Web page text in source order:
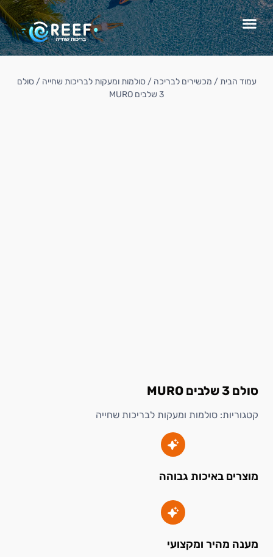
סולם 3 שלבים MURO
קטגוריות: סולמות ומעקות לבריכות שחייה
מוצרים באיכות גבוהה
מענה מהיר ומקצועי
עמוד הבית/ מכשירים לבריכה /סולמות ומעקות לבריכות שחייה / סולם
3 שלבים MURO